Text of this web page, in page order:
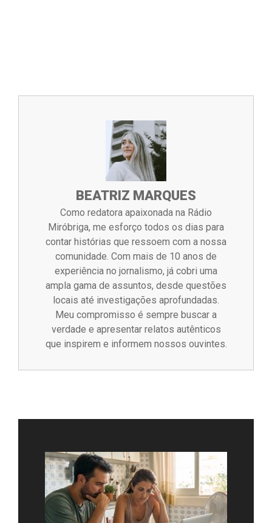
BEATRIZ MARQUES
Como redatora apaixonada na Rádio
Miróbriga, me esforço todos os dias para
contar histórias que ressoem com a nossa
comunidade. Com mais de 10 anos de
experiência no jornalismo, já cobri uma
ampla gama de assuntos, desde questões
locais até investigações aprofundadas.
Meu compromisso é sempre buscar a
verdade e apresentar relatos autênticos
que inspirem e informem nossos ouvintes.